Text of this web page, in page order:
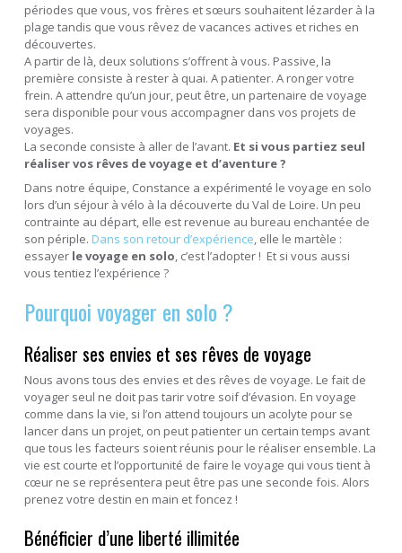
périodes que vous, vos frères et sœurs souhaitent lézarder à la
plage tandis que vous rêvez de vacances actives et riches en
découvertes.
A partir de là, deux solutions s’offrent à vous. Passive, la
première consiste à rester à quai. A patienter. A ronger votre
frein. A attendre qu’un jour, peut être, un partenaire de voyage
sera disponible pour vous accompagner dans vos projets de
voyages.
La seconde consiste à aller de l’avant. Et si vous partiez seul
réaliser vos rêves de voyage et d’aventure ?
Dans notre équipe, Constance a expérimenté le voyage en solo
lors d’un séjour à vélo à la découverte du Val de Loire. Un peu
contrainte au départ, elle est revenue au bureau enchantée de
son périple. Dans son retour d’expérience , elle le martèle :
essayer le voyage en solo , c’est l’adopter ! Et si vous aussi
vous tentiez l’expérience ?
Pourquoi voyager en solo ?
Réaliser ses envies et ses rêves de voyage
Nous avons tous des envies et des rêves de voyage. Le fait de
voyager seul ne doit pas tarir votre soif d’évasion. En voyage
comme dans la vie, si l’on attend toujours un acolyte pour se
lancer dans un projet, on peut patienter un certain temps avant
que tous les facteurs soient réunis pour le réaliser ensemble. La
vie est courte et l’opportunité de faire le voyage qui vous tient à
cœur ne se représentera peut être pas une seconde fois. Alors
prenez votre destin en main et foncez !
Bénéficier d’une liberté illimitée